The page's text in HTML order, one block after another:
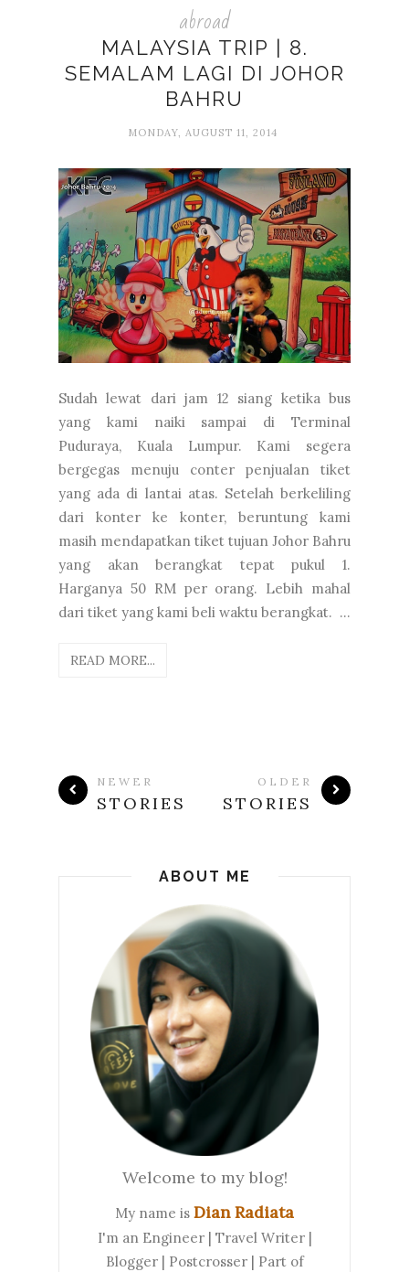
abroad
MALAYSIA TRIP | 8.
SEMALAM LAGI DI JOHOR
BAHRU
MONDAY, AUGUST 11, 2014
Sudah lewat dari jam 12 siang ketika bus
yang kami naiki sampai di Terminal
Puduraya, Kuala Lumpur. Kami segera
bergegas menuju conter penjualan tiket
yang ada di lantai atas. Setelah berkeliling
dari konter ke konter, beruntung kami
masih mendapatkan tiket tujuan Johor Bahru
yang akan berangkat tepat pukul 1.
Harganya 50 RM per orang. Lebih mahal
dari tiket yang kami beli waktu berangkat. ...
READ MORE...
NEWER
STORIES
OLDER
STORIES
ABOUT ME
Welcome to my blog!
My name is Dian Radiata
I'm an Engineer | Travel Writer |
Blogger | Postcrosser | Part of